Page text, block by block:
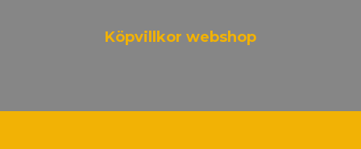
Köpvillkor webshop